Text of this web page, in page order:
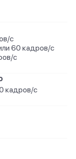
с
60 кадров/ с
с
кадров/ с